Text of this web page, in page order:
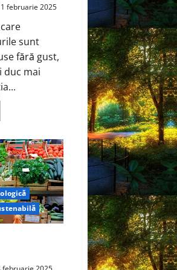
februarie 2025
sunt
fără gust,
duc mai